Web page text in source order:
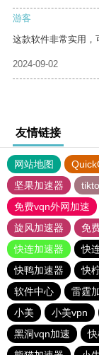
游客
这款软件非常实用，
2024-09-02
友情链接
网站地图
坚果加速器
免费vqn外网加速
旋风加速器
免
快连加速器
快
快鸭加速器
快
软件中心
雷霆
小美
小美vpn
黑洞vqn加速